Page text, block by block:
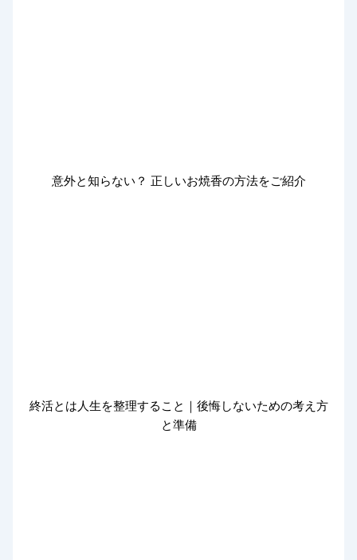
意外と知らない？ 正しいお焼香の方法をご紹介
終活とは人生を整理すること｜後悔しないための考え方
と準備